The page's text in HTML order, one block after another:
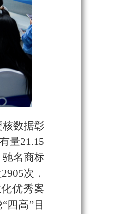
核数据彰
量21.15
驰名商标
次，
优秀案
四高”目